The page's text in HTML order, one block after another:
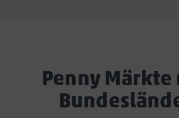
Penny Märkte